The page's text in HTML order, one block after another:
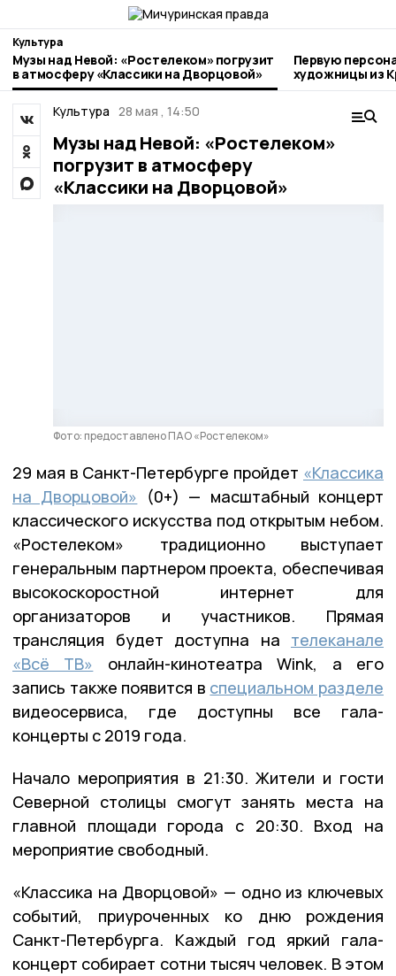
Культура
Музы над Невой: «Ростелеком» погрузит
в атмосферу «Классики на Дворцовой»
Первую
художницы из
Мичуринске
Культура 28 мая , 14:50
Музы над Невой: «Ростелеком»
погрузит в атмосферу
«Классики на Дворцовой»
Фото: предоставлено ПАО «Ростелеком»
29 мая в Санкт-Петербурге пройдет «Классика
на Дворцовой» (0+) — масштабный концерт
классического искусства под открытым небом.
«Ростелеком» традиционно выступает
генеральным партнером проекта, обеспечивая
высокоскоростной интернет для
организаторов и участников. Прямая
трансляция будет доступна на телеканале
«Всё ТВ» онлайн-кинотеатра Wink, а его
запись также появится в специальном разделе
видеосервиса, где доступны все гала-
концерты с 2019 года.
Начало мероприятия в 21:30. Жители и гости
Северной столицы смогут занять места на
главной площади города с 20:30. Вход на
мероприятие свободный.
«Классика на Дворцовой» — одно из ключевых
событий, приуроченных ко дню рождения
Санкт-Петербурга. Каждый год яркий гала-
концерт собирает сотни тысяч человек. В этом